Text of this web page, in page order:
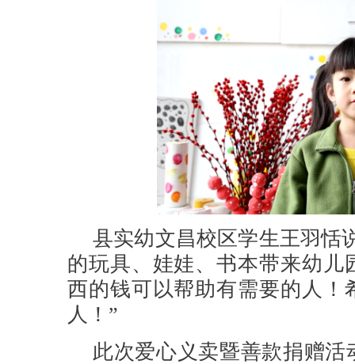
县实幼文昌校区学生王羽恬
的玩具、娃娃、书本带来幼
西的钱可以帮助有需要的人！
人！ ”
此次爱心义卖暨善款捐赠